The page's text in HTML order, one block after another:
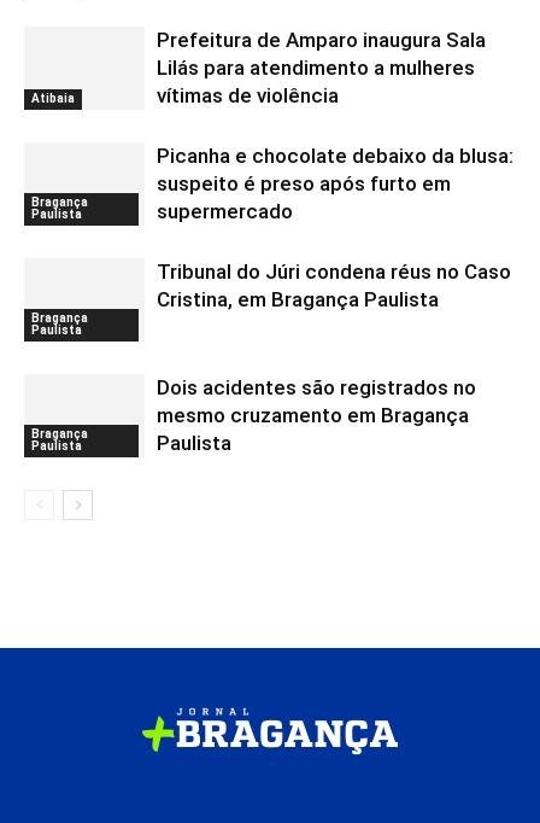
Atibaia
Prefeitura de Amparo inaugura Sala
Lilás para atendimento a mulheres
vítimas de violência
Bragança
Paulista
Picanha e chocolate debaixo da blusa:
suspeito é preso após furto em
supermercado
Bragança
Paulista
Tribunal do Júri condena réus no Caso
Cristina, em Bragança Paulista
Bragança
Paulista
Dois acidentes são registrados no
mesmo cruzamento em Bragança
Paulista